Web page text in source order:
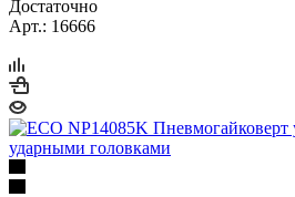
Достаточно
Арт.: 16666